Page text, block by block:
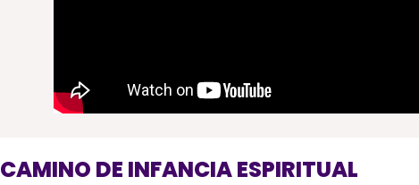
CAMINO DE INFANCIA ESPIRITUAL